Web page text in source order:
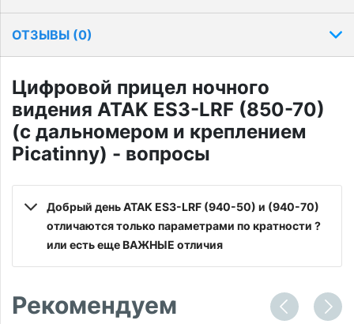
ОТЗЫВЫ (0)
Цифровой прицел ночного
видения ATAK ES3-LRF (850-70)
(с дальномером и креплением
Picatinny) - вопросы
Добрый день ATAK ЕS3-LRF (940-50) и (940-70)
отличаются только параметрами по кратности ?
или есть еще ВАЖНЫЕ отличия
Рекомендуем